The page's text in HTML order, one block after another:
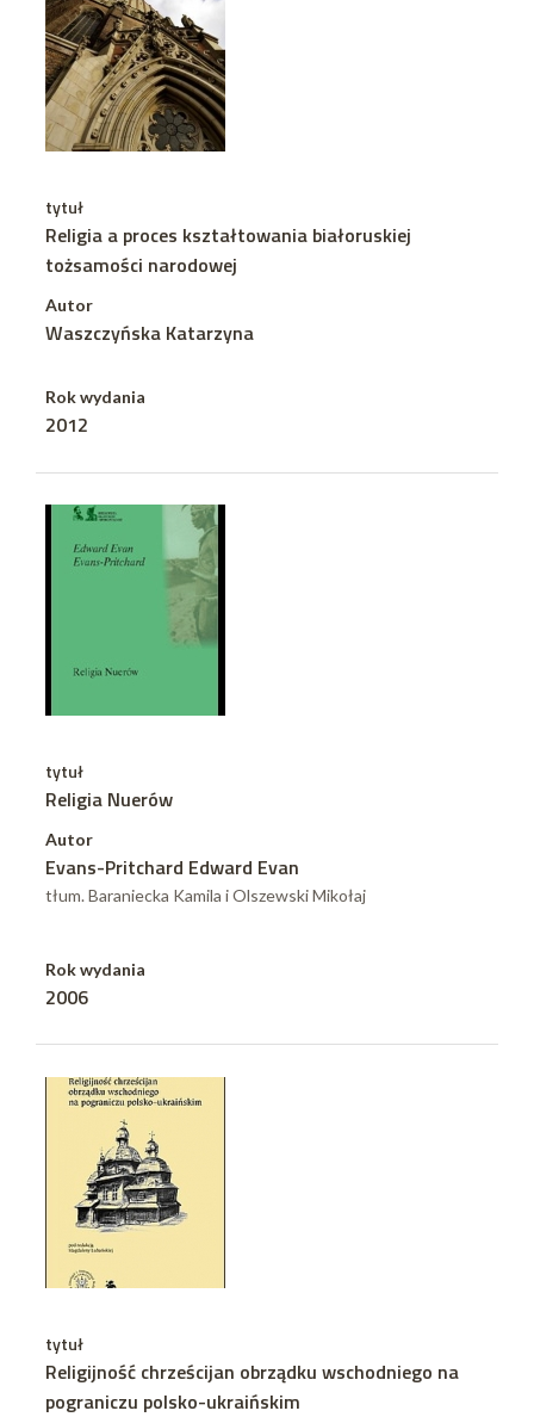
tytuł
Religia a proces kształtowania białoruskiej
tożsamości narodowej
Autor
Waszczyńska Katarzyna
Rok wydania
2012
tytuł
Religia Nuerów
Autor
Evans-Pritchard Edward Evan
tłum. Baraniecka Kamila i Olszewski Mikołaj
Rok wydania
2006
tytuł
Religijność chrześcijan obrządku wschodniego na
pograniczu polsko-ukraińskim